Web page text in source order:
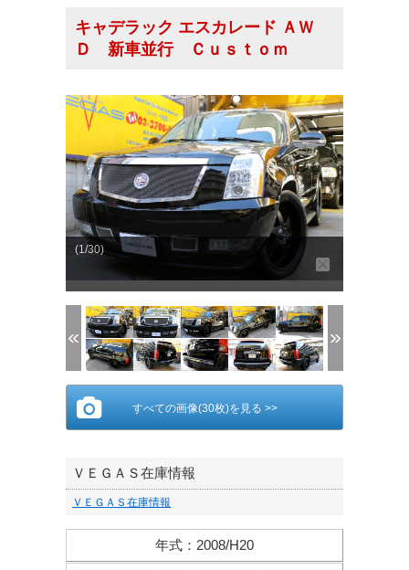
キャデラック エスカレード ＡＷ
Ｄ 新車並行 Ｃｕｓｔｏｍ
(1/30)
すべての画像(30枚)を見る >>
ＶＥＧＡＳ在庫情報
ＶＥＧＡＳ在庫情報
年式 ： 2008/H20